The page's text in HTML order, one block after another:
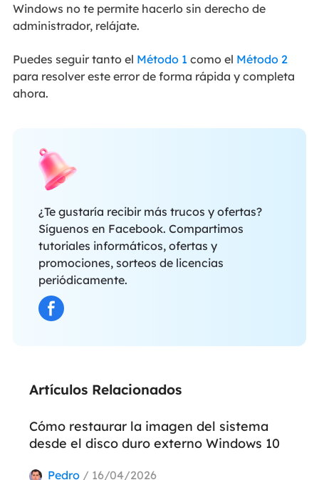
Windows no te permite hacerlo sin derecho de
administrador, relájate.
Puedes seguir tanto el Método 1 como el Método 2
para resolver este error de forma rápida y completa
ahora.
¿Te gustaría recibir más trucos y ofertas?
Síguenos en Facebook. Compartimos
tutoriales informáticos, ofertas y
promociones, sorteos de licencias
periódicamente.
Artículos Relacionados
Cómo restaurar la imagen del sistema
desde el disco duro externo Windows 10
Pedro / 16/04/2026